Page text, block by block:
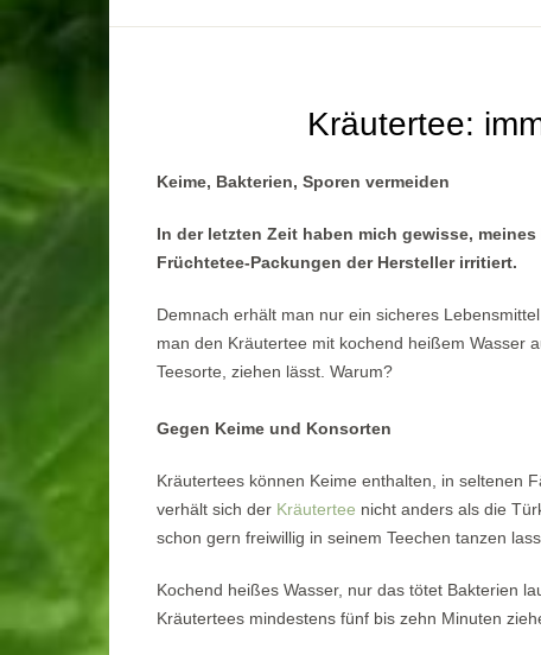
Kräutertee:
Keime, Bakterien, Sporen vermeiden
In der letzten Zeit haben mich gewisse,
Früchtetee-Packungen der Hersteller irritiert.
Demnach erhält man nur ein sicheres
man den Kräutertee mit kochend heißem Wasser
Teesorte, ziehen lässt. Warum?
Gegen Keime und Konsorten
Kräutertees können Keime enthalten, in seltenen
verhält sich der Kräutertee nicht anders als die
schon gern freiwillig in seinem Teechen tanzen
Kochend heißes Wasser, nur das tötet Bakterien
Kräutertees mindestens fünf bis zehn Minuten